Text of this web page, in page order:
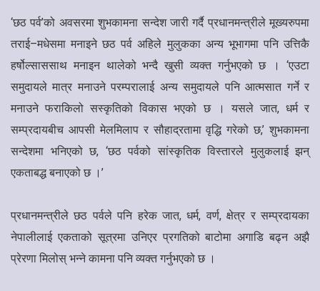
‘छठ पर्व’को अवसरमा शुभकामना सन्देश जारी गर्दै प्रधानमन्त्रीले मूख्यरुपमा
तराई–मधेसमा मनाइने छठ पर्व अहिले मुलुकका अन्य भूभागमा पनि उत्तिकै
हर्षोल्साससाथ मनाइन थालेको भन्दै खुसी व्यक्त गर्नुभएको छ । ‘एउटा
समुदायले मात्र मनाउने परम्परालाई अन्य समुदायले पनि आत्मसात गर्ने र
मनाउने फराकिलो सस्कृतिको विकास भएको छ । यसले जात, धर्म र
सम्प्रदायबीच आपसी मेलमिलाप र सौहाद्रतामा वृद्धि गरेको छ,’ शुभकामना
सन्देशमा भनिएको छ, ‘छठ पर्वको सांस्कृतिक विस्तारले मुलुकलाई झन्
एकताबद्ध बनाएको छ ।’
प्रधानमन्त्रीले छठ पर्वले पनि हरेक जात, धर्म, वर्ण, क्षेत्र र सम्प्रदायका
नेपालीलाई एकताको सूत्रमा उनिएर प्रगतिको बाटोमा अगाडि बढ्न अझै
प्रेरणा मिलोस् भन्ने कामना पनि व्यक्त गर्नुभएको छ ।